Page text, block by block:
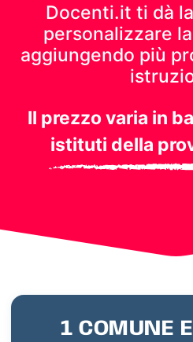
Docenti.it ti dà
personalizzare
aggiungendo più
Il prezzo varia in
istituti della
1 COMUNE